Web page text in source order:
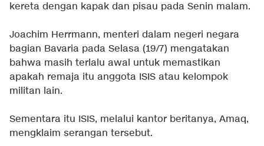
kereta dengan kapak dan pisau pada Senin malam.
Joachim Herrmann, menteri dalam negeri negara
bagian Bavaria pada Selasa (19/7) mengatakan
bahwa masih terlalu awal untuk memastikan
apakah remaja itu anggota ISIS atau kelompok
militan lain.
Sementara itu ISIS, melalui kantor beritanya, Amaq,
mengklaim serangan tersebut.